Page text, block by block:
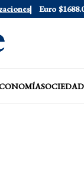
Euro $1688.03
SOCIEDAD